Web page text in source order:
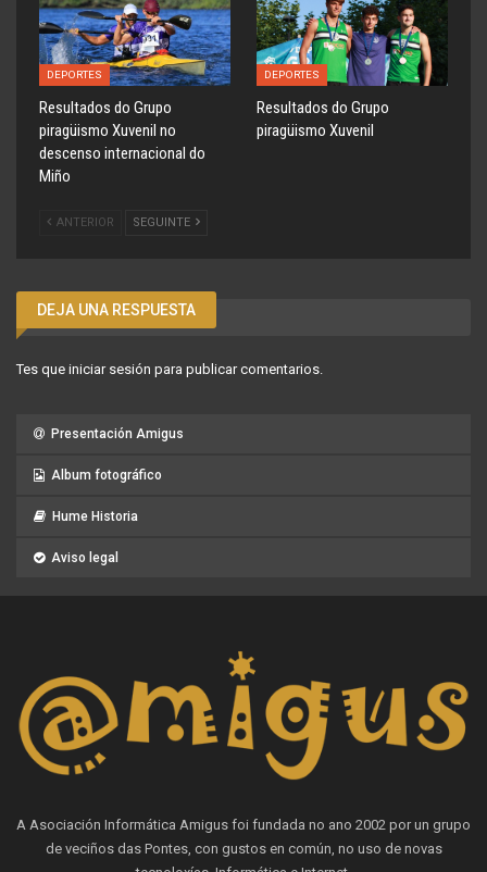
DEPORTES
Resultados do Grupo
piragüismo Xuvenil no
descenso internacional do
Miño
DEPORTES
Resultados do Grupo
piragüismo Xuvenil
ANTERIOR SEGUINTE
DEJA UNA RESPUESTA
Tes que iniciar sesión para publicar comentarios.
Presentación Amigus
Album fotográfico
Hume Historia
Aviso legal
A Asociación Informática Amigus foi fundada no ano 2002 por un grupo
de veciños das Pontes, con gustos en común, no uso de novas